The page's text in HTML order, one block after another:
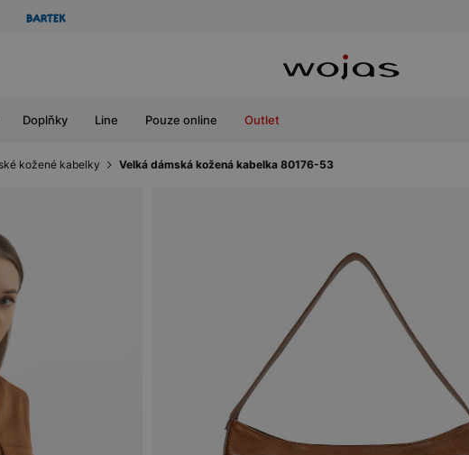
Doplňky Line Pouze online Outlet
kožené kabelky Velká dámská kožená kabelka 80176-53